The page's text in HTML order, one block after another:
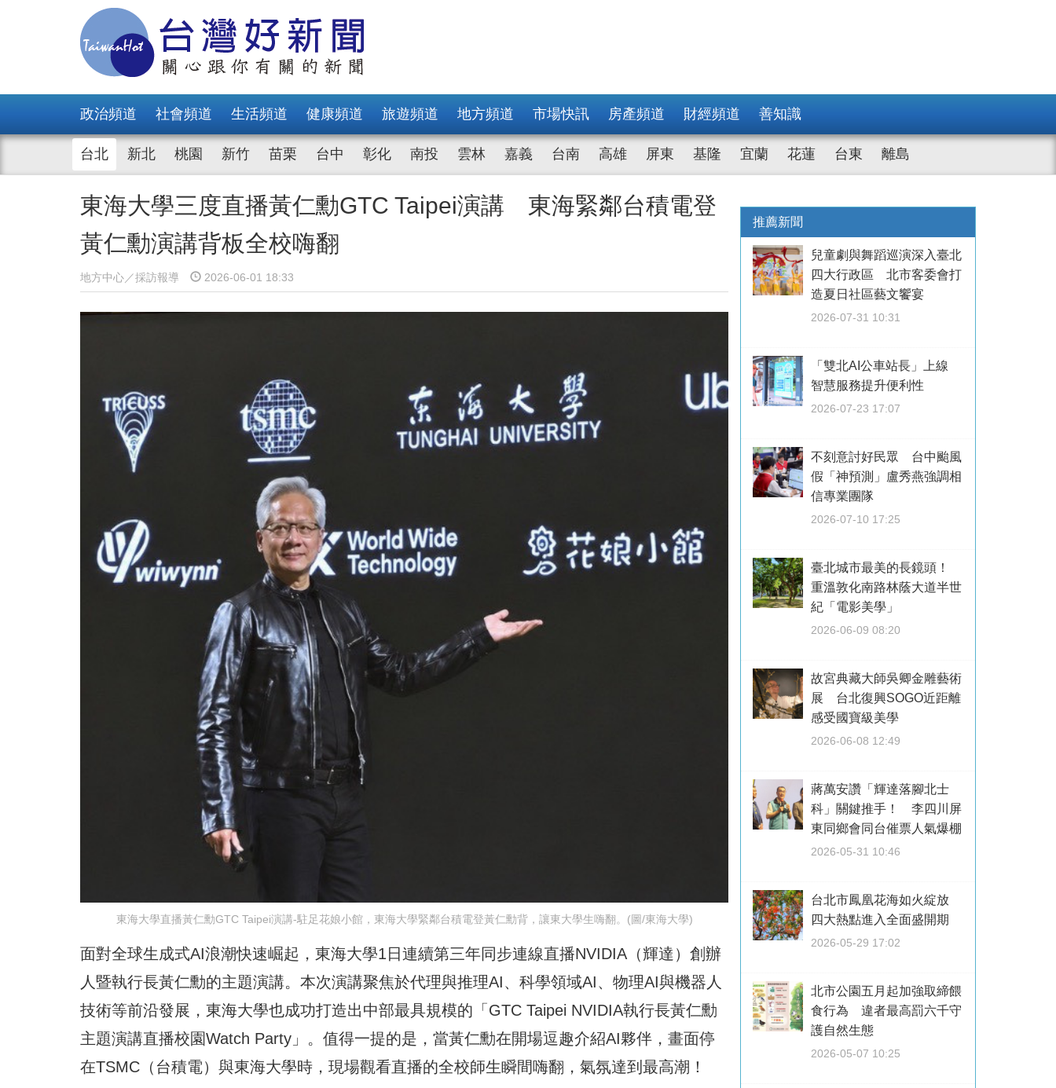
政治頻道 社會頻道 生活頻道 健康頻道 旅遊頻道 地方頻道 市場快訊 房產頻道 財經頻道 善知識
台北 新北 桃園 新竹 苗栗 台中 彰化 南投 雲林 嘉義 台南 高雄 屏東 基隆 宜蘭 花蓮 台東 離島
東海大學三度直播黃仁勳GTC Taipei演講 東海緊鄰台積電登
黃仁勳演講背板全校嗨翻
地方中心／採訪報導 2026-06-01 18:33
東海大學直播黃仁勳GTC Taipei演講-駐足花娘小館，東海大學緊鄰台積電登黃仁勳背，讓東大學生嗨翻。(圖/東海大學)
面對全球生成式AI浪潮快速崛起，東海大學1日連續第三年同步連線直播NVIDIA（輝達）創辦
人暨執行長黃仁勳的主題演講。本次演講聚焦於代理與推理AI、科學領域AI、物理AI與機器人
技術等前沿發展，東海大學也成功打造出中部最具規模的「GTC Taipei NVIDIA執行長黃仁勳
主題演講直播校園Watch Party」。值得一提的是，當黃仁勳在開場逗趣介紹AI夥伴，畫面停
在TSMC（台積電）與東海大學時，現場觀看直播的全校師生瞬間嗨翻，氣氛達到最高潮！
推薦新聞
兒童劇與舞蹈巡演深入臺北
四大行政區 北市客委會打
造夏日社區藝文饗宴
2026-07-31 10:31
「雙北AI公車站長」上線
智慧服務提升便利性
2026-07-23 17:07
不刻意討好民眾 台中颱風
假「神預測」盧秀燕強調相
信專業團隊
2026-07-10 17:25
臺北城市最美的長鏡頭！
重溫敦化南路林蔭大道半世
紀「電影美學」
2026-06-09 08:20
故宮典藏大師吳卿金雕藝術
展 台北復興SOGO近距離
感受國寶級美學
2026-06-08 12:49
蔣萬安讚「輝達落腳北士
科」關鍵推手！ 李四川屏
東同鄉會同台催票人氣爆棚
2026-05-31 10:46
台北市鳳凰花海如火綻放
四大熱點進入全面盛開期
2026-05-29 17:02
北市公園五月起加強取締餵
食行為 違者最高罰六千守
護自然生態
2026-05-07 10:25